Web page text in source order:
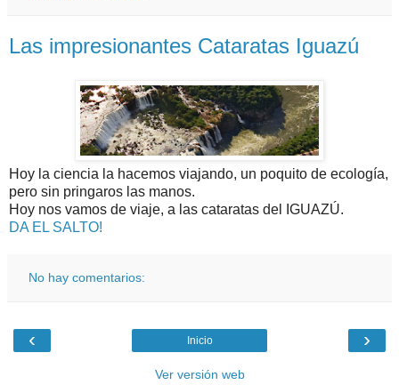
Las impresionantes Cataratas Iguazú
Hoy la ciencia la hacemos viajando, un poquito de ecología,
pero sin pringaros las manos.
Hoy nos vamos de viaje, a las cataratas del IGUAZÚ.
DA EL SALTO!
No hay comentarios:
‹ ›
Inicio
Ver versión web